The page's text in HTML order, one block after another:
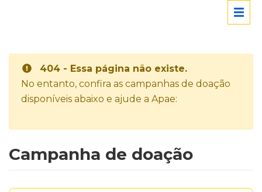
404 - Essa página não existe.
No entanto, confira as campanhas de doação
disponíveis abaixo e ajude a Apae:
Campanha de doação